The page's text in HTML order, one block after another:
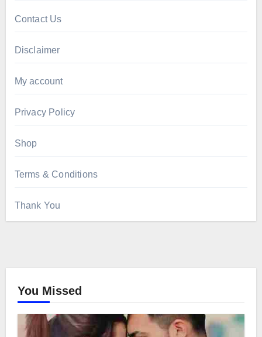
Contact Us
Disclaimer
My account
Privacy Policy
Shop
Terms & Conditions
Thank You
You Missed